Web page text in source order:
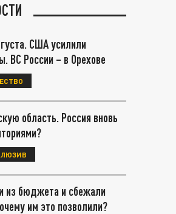
США усилили
ВС России – в Орехове
область. Россия вновь
из бюджета и сбежали
им это позволили?